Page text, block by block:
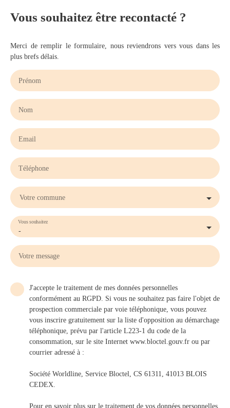
Vous souhaitez être recontacté ?
Merci de remplir le formulaire, nous reviendrons vers vous dans les
plus brefs délais.
Prénom
Nom
Email
Téléphone
Votre commune
-
Vous souhaitez
Votre message
J'accepte le traitement de mes données personnelles
conformément au RGPD. Si vous ne souhaitez pas faire l'objet de
prospection commerciale par voie téléphonique, vous pouvez
vous inscrire gratuitement sur la liste d'opposition au démarchage
téléphonique, prévu par l'article L223-1 du code de la
consommation, sur le site Internet www.bloctel.gouv.fr ou par
courrier adressé à :
Société Worldline, Service Bloctel, CS 61311, 41013 BLOIS
CEDEX.
Pour en savoir plus sur le traitement de vos données personnelles,